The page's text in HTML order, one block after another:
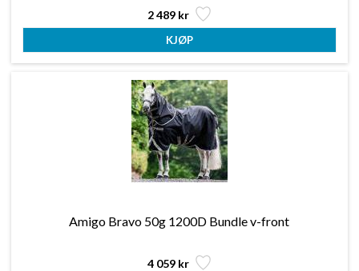
2 489 kr
Amigo Bravo 50g 1200D Bundle v-front
4 059 kr